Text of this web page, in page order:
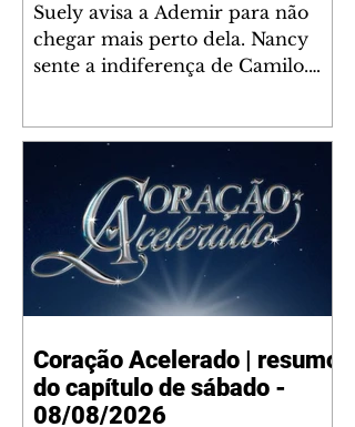
Suely avisa a Ademir para não
chegar mais perto dela. Nancy
sente a indiferença de Camilo.
joalheria. André conta a Pedro
que a associação de advogados
expulsou Ademir. Laurentino
contrata Adriana para servir no
restaurante. Adriana vê Pedro e
Bruna no restaurante. Bruna
provoca Adriana. Dora pede
encontro com Suely. Adriana diz
a Lyris que está feliz trabalhando
no restaurante de Nanc
Coração Acelerado | resumo
do capítulo de sábado -
08/08/2026